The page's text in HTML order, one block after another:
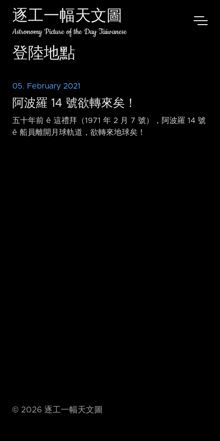
逐工一幅天文圖
Astronomy Picture of the Day Taiwanese
登陸地點
05. February 2021
阿波羅 14 號欲轉來矣！
五十年前 ê 這禮拜（1971 年 2 月 7 號），阿波羅 14 號
ê 船員離開月球軌道，欲轉來地球矣！
© 2026 逐工一幅天文圖